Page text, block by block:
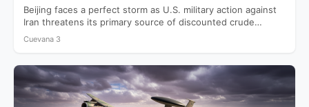
Beijing faces a perfect storm as U.S. military action against
Iran threatens its primary source of discounted crude…
Cuevana 3